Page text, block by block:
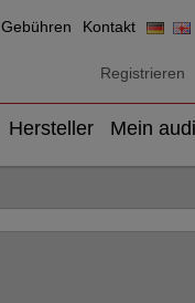
Gebühren Kontakt
Registrieren
Hersteller Mein